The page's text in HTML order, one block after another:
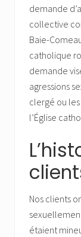
demande
collective
Baie-
catholique
demande
agressions
clergé ou
l’Église
Nos clients
étaient